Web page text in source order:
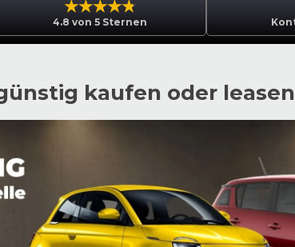
4.8 von 5 Sternen
kaufen oder